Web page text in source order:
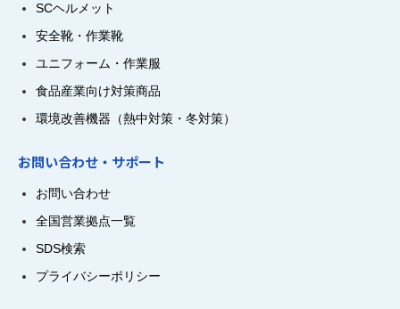
SCヘルメット
安全靴・作業靴
ユニフォーム・作業服
食品産業向け対策商品
環境改善機器（熱中対策・冬対策）
お問い合わせ・サポート
お問い合わせ
全国営業拠点一覧
SDS検索
プライバシーポリシー